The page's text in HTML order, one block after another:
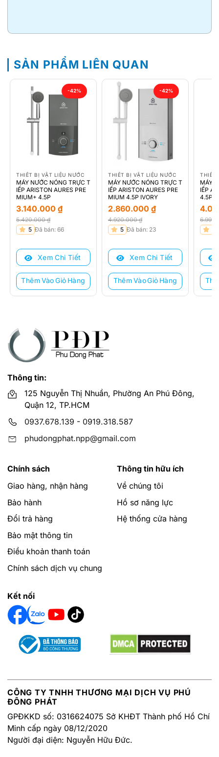
SẢN PHẨM LIÊN QUAN
-42%
THIẾT BỊ VẬT LIỆU NƯỚC
MÁY NƯỚC NÓNG TRỰC T
IẾP ARISTON AURES PRE
MIUM+ 4.5P
5.420.000₫
Giá
là:
5.420.000 ₫.
3.140.000 ₫
Giá
tại
3.140.000 ₫.
5 Đã bán: 66
Xem Chi Tiết
Thêm Vào Giỏ Hàng
-42%
THIẾT BỊ VẬT LIỆU NƯỚC
MÁY NƯỚC NÓNG TRỰC T
IẾP ARISTON AURES PRE
MIUM 4.5P IVORY
4.920.000₫
Giá
là:
4.920.000 ₫.
2.860.000₫
Giá
tại
2.860.000 ₫.
5 Đã bán: 23
Xem Chi Tiết
Thêm Vào Giỏ Hàng
THIẾT
MÁY
IẾP
4.5P
Giá
là:
Giá
tại
Thông tin:
125 Nguyễn Thị Nhuần, Phường An Phú Đông,
Quận 12, TP.HCM
0937.678.139 - 0919.318.587
phudongphat.npp@gmail.com
Chính sách
Giao hàng, nhận hàng
Bảo hành
Đổi trả hàng
Bảo mật thông tin
Điều khoản thanh toán
Chính sách dịch vụ chung
Thông tin hữu ích
Về chúng tôi
Hồ sơ năng lực
Hệ thống cửa hàng
Kết nối
CÔNG TY TNHH THƯƠNG MẠI DỊCH VỤ PHÚ
ĐÔNG PHÁT
GPĐKKD số: 0316624075 Sở KHĐT Thành phố Hồ Chí
Minh cấp ngày 08/12/2020
Người đại diện: Nguyễn Hữu Đức.